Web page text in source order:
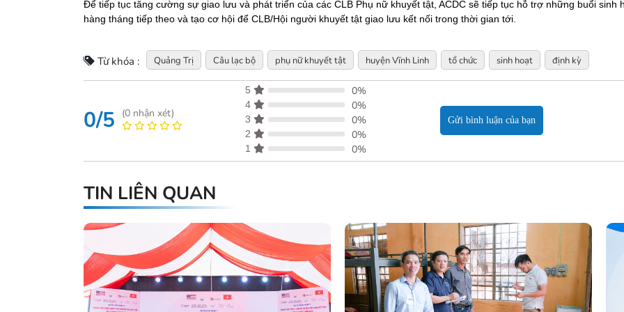
Để tiếp tục tăng cường sự giao lưu và phát triển của các CLB Phụ nữ khuyết tật, ACDC sẽ tiếp tục hỗ trợ những buổi sinh
hàng tháng tiếp theo và tạo cơ hội để CLB/Hội người khuyết tật giao lưu kết nối trong thời gian tới.
Từ khóa : Quảng Trị Câu lạc bộ phụ nữ khuyết tật huyện Vĩnh Linh tổ chức sinh hoạt định kỳ
0/5 (0nhận xét)
5 0%
4 0%
3 0%
2 0%
1 0%
Gửi bình luận của bạn
TIN LIÊN QUAN